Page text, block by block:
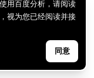
主体稍微偏离中
，如何配送？
用百度分析，请阅读
视为您已经阅读并接
同意